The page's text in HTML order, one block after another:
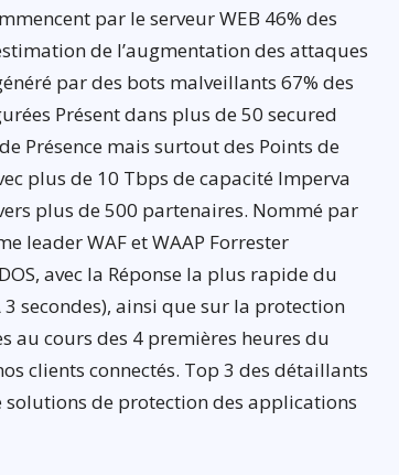
par le serveur WEB 46% des
de l’augmentation des attaques
par des bots malveillants 67% des
Présent dans plus de 50 secured
Présence mais surtout des Points de
plus de 10 Tbps de capacité Imperva
plus de 500 partenaires. Nommé par
leader WAF et WAAP Forrester
avec la Réponse la plus rapide du
secondes), ainsi que sur la protection
au cours des 4 premières heures du
clients connectés. Top 3 des détaillants
de protection des applications